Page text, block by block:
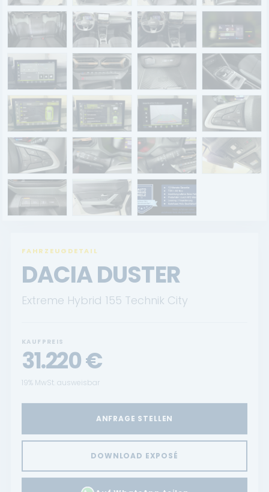
Mietwagen
Ankauf
WERKSTATTTERMIN
Teile & Zubehör
Renault Service
Dacia Service
UNTERNEHMEN
Standort Landau
Qualitätsversprechen
Tankstelle
Karriere
KONTAKT
FAHRZEUGDETAIL
DACIA DUSTER
Extreme Hybrid 155 Technik City
KAUFPREIS
31.220€
19% MwSt. ausweisbar
ANFRAGE STELLEN
DOWNLOAD EXPOSÉ